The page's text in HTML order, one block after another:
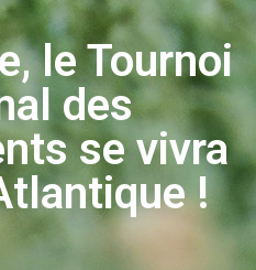
le Tournoi
des
se vivra
!